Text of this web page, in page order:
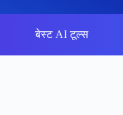
बेस्ट AI टूल्स